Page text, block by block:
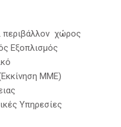
περιβάλλον χώρος
Εξοπλισμός
ΜΜΕ)
Υπηρεσίες